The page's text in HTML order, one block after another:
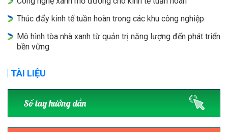
Thúc đẩy kinh tế tuần hoàn trong các khu công nghiệp
Mô hình tòa nhà xanh từ quản trị năng lượng đến phát triển
bền vững
TÀI LIỆU
Sổ tay hướng dẫn